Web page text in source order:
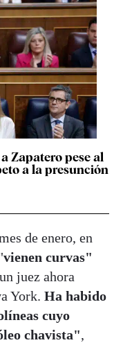
Zapatero pese al
a la presunción
de enero, en
vienen curvas"
juez ahora
York. Ha habido
cuyo
chavista",